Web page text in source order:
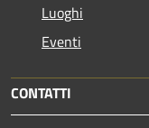
Luoghi
Eventi
CONTATTI